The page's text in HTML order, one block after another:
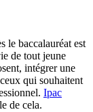
le baccalauréat est
de tout jeune
intégrer une
qui souhaitent
Ipac
de cela.